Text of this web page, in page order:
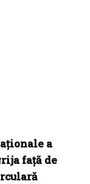
a
față de